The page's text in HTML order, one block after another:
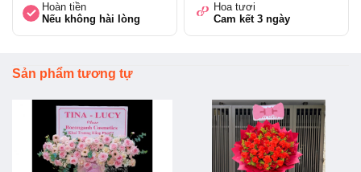
Hoàn tiền
Nếu không hài lòng
Hoa tươi
Cam kết 3 ngày
Sản phẩm tương tự